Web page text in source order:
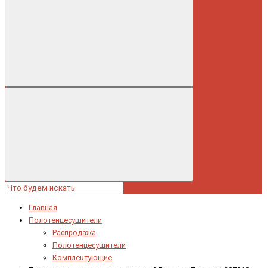
Главная
Полотенцесушители
Распродажа
Полотенцесушители
Комплектующие